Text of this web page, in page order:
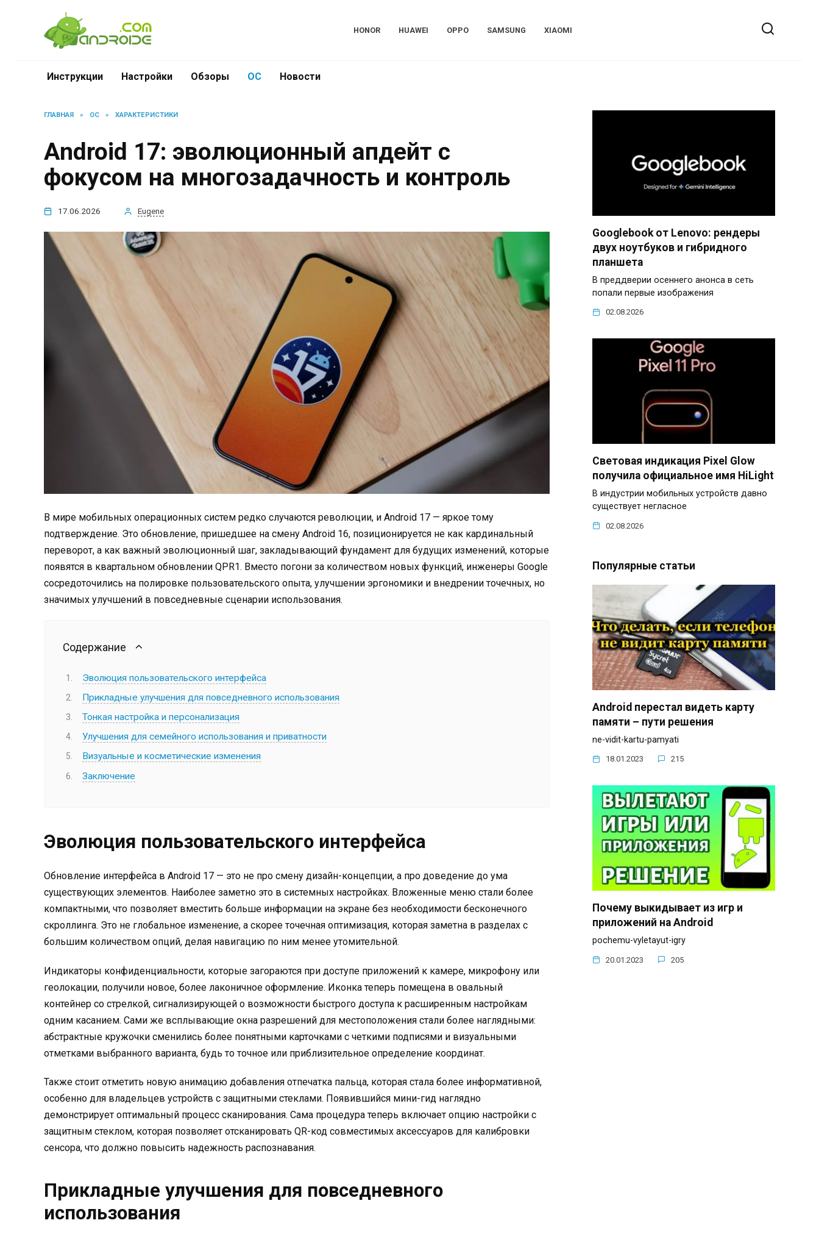
содержанию
HONOR HUAWEI OPPO SAMSUNG XIAOMI
Инструкции Настройки Обзоры ОС Новости
ГЛАВНАЯ » ОС » ХАРАКТЕРИСТИКИ
Android 17: эволюционный апдейт с
фокусом на многозадачность и контроль
17.06.2026 Eugene
В мире мобильных операционных систем редко случаются революции, и Android 17 — яркое тому
подтверждение. Это обновление, пришедшее на смену Android 16, позиционируется не как кардинальный
переворот, а как важный эволюционный шаг, закладывающий фундамент для будущих изменений, которые
появятся в квартальном обновлении QPR1. Вместо погони за количеством новых функций, инженеры Google
сосредоточились на полировке пользовательского опыта, улучшении эргономики и внедрении точечных, но
значимых улучшений в повседневные сценарии использования.
Содержание
Эволюция пользовательского интерфейса
Прикладные улучшения для повседневного использования
Тонкая настройка и персонализация
Улучшения для семейного использования и приватности
Визуальные и косметические изменения
Заключение
Эволюция пользовательского интерфейса
Обновление интерфейса в Android 17 — это не про смену дизайн-концепции, а про доведение до ума
существующих элементов. Наиболее заметно это в системных настройках. Вложенные меню стали более
компактными, что позволяет вместить больше информации на экране без необходимости бесконечного
скроллинга. Это не глобальное изменение, а скорее точечная оптимизация, которая заметна в разделах с
большим количеством опций, делая навигацию по ним менее утомительной.
Индикаторы конфиденциальности, которые загораются при доступе приложений к камере, микрофону или
геолокации, получили новое, более лаконичное оформление. Иконка теперь помещена в овальный
контейнер со стрелкой, сигнализирующей о возможности быстрого доступа к расширенным настройкам
одним касанием. Сами же всплывающие окна разрешений для местоположения стали более наглядными:
абстрактные кружочки сменились более понятными карточками с четкими подписями и визуальными
отметками выбранного варианта, будь то точное или приблизительное определение координат.
Также стоит отметить новую анимацию добавления отпечатка пальца, которая стала более информативной,
особенно для владельцев устройств с защитными стеклами. Появившийся мини-гид наглядно
демонстрирует оптимальный процесс сканирования. Сама процедура теперь включает опцию настройки с
защитным стеклом, которая позволяет отсканировать QR-код совместимых аксессуаров для калибровки
сенсора, что должно повысить надежность распознавания.
Прикладные улучшения для повседневного
использования
Googlebook от Lenovo: рендеры
двух ноутбуков и гибридного
планшета
В преддверии осеннего анонса в сеть
попали первые изображения
02.08.2026
Световая индикация Pixel Glow
получила официальное имя HiLight
В индустрии мобильных устройств давно
существует негласное
02.08.2026
Популярные статьи
Android перестал видеть карту
памяти – пути решения
ne-vidit-kartu-pamyati
18.01.2023 215
Почему выкидывает из игр и
приложений на Android
pochemu-vyletayut-igry
20.01.2023 205